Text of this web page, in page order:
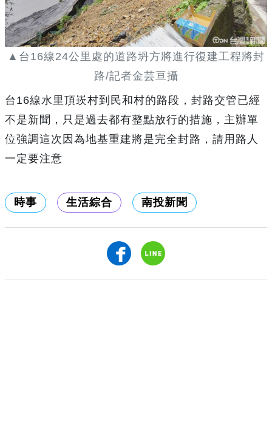
▲台16線24公里處的道路坍方將進行復建工程將封
路/記者金芸亘攝
台16線水里頂崁村到民和村的路段，封路交管已經
不是新聞，只是過去都有整點放行的措施，主辦單
位強調這次因為地基重建將是完全封路，請用路人
一定要注意
時事 生活綜合 南投新聞